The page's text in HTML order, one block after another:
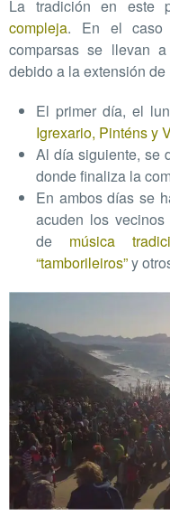
La tradición en este
compleja. En el caso
comparsas se llevan
debido a la extensión de
El primer día, el
Igrexario, Pinténs y
Al día siguiente, se
donde finaliza la
En ambos días se
acuden los
de
música
“tamborileiros”y